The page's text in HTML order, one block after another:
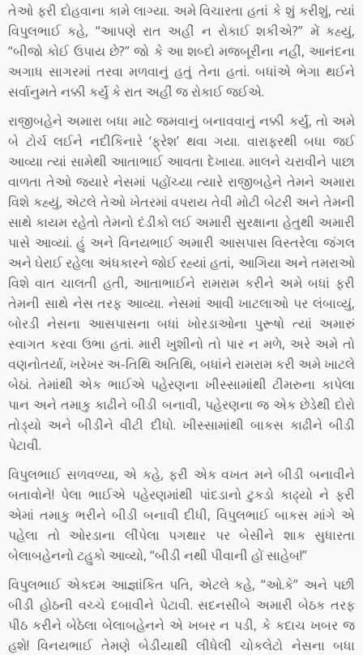
તેઓ ફરી દોહવાના કામે લાગ્યા. અમે વિચારતા હતાં કે શું કરીશું, ત્યાં
વિપુલભાઈ કહે, “આપણે રાત અહીં ન રોકાઈ શકીએ?” મેં કહ્યું,
“બીજો કોઈ ઉપાય છે?” જો કે આ શબ્દો મજબૂરીના નહીં, આનંદના
અગાધ સાગરમાં તરવા મળવાનું હતું તેના હતાં. બધાંએ ભેગા થઈને
સર્વાનુમતે નક્કી કર્યું કે રાત અહીં જ રોકાઈ જઈએ.
રાજીબહેને અમારા બધા માટે જમવાનું બનાવવાનું નક્કી કર્યું, તો અમે
બે ટોર્ચ લઈને નદીકિનારે ‘ફ્રેશ’ થવા ગયા. વારાફરથી બધા જઈ
આવ્યા ત્યાં સામેથી આતાભાઈ આવતા દેખાયા. માલને ચરાવીને પાછા
વાળતા તેઓ જ્યારે નેસમાં પહોંચ્યા ત્યારે રાજીબહેને તેમને અમારા
વિશે કહ્યું, એટલે તેઓ ખેતરમાં વપરાય તેવી મોટી બેટરી અને તેમની
સાથે કાયમ રહેતો તેમનો દંડીકો લઈ અમારી સુરક્ષાના હેતુથી અમારી
પાસે આવ્યાં. હું અને વિનયભાઈ અમારી આસપાસ વિસ્તરેલા જંગલ
અને ઘેરાઈ રહેલા અંધકારને જોઈ રહ્યાં હતાં, આગિયા અને તમરાઓ
વિશે વાત ચાલતી હતી, આતાભાઈને રામરામ કરીને અમે બધાં ફરી
તેમની સાથે નેસ તરફ આવ્યા. નેસમાં આવી ખાટલાઓ પર લંબાવ્યું,
બોરડી નેસના આસપાસના બધાં ખોરડાઓના પુરૂષો ત્યાં અમારું
સ્વાગત કરવા ઉભા હતાં. મારી ખુશીનો તો પાર ન મળે, અરે અમે તો
વણનોતર્યા, ખરેખર અ-તિથિ અતિથિ, બધાંને રામરામ કરી અમે ખાટલે
બેઠાં. તેમાંથી એક ભાઈએ પહેરણના ખીસ્સામાંથી ટીમરુના કાપેલા
પાન અને તમાકુ કાઢીને બીડી બનાવી, પહેરણના જ એક છેડેથી દોરો
તોડ્યો અને બીડીને વીટી દીધો. ખીસ્સામાંથી બાકસ કાઢીને બીડી
પેટાવી.
વિપુલભાઈ સળવળ્યા, એ કહે, ફરી એક વખત મને બીડી બનાવીને
બતાવોને! પેલા ભાઈએ પહેરણમાંથી પાંદડાનો ટુકડો કાઢ્યો ને ફરી
એમાં તમાકુ ભરીને બીડી બનાવી દીધી, વિપુલભાઈ બાકસ માંગે એ
પહેલા તો ઓરડાના લીંપેલા પગથાર પર બેસીને શાક સુધારતા
બેલાબહેનનો ટહુકો આવ્યો, “બીડી નથી પીવાની હોં સાહેબ!”
વિપુલભાઈ એકદમ આજ્ઞાંકિત પતિ, એટલે કહે, “ઓ.કે” અને પછી
બીડી હોઠની વચ્ચે દબાવીને પેટાવી. સદનસીબે અમારી બેઠક તરફ
પીઠ કરીને બેઠેલા બેલાબહેનને એ ખબર ન પડી, કે કદાચ ખબર જ
હશે! વિનયભાઈ તેમણે બેડીયાથી લીધેલી ચોકલેટો નેસના બધા